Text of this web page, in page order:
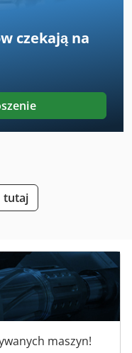
czekają na
tutaj
maszyn!